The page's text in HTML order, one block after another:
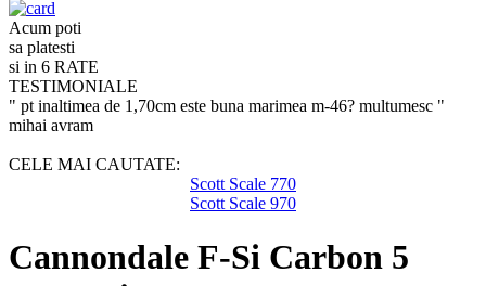
Acum poti
sa platesti
si in 6 RATE
TESTIMONIALE
" pt inaltimea de 1,70cm este buna marimea m-46? multumesc "
mihai avram
CELE MAI CAUTATE:
Scott Scale 770
Scott Scale 970
Cannondale F-Si Carbon 5